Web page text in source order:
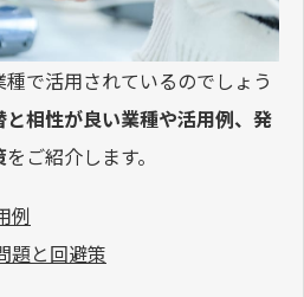
で活用されているのでしょう
と相性が良い業種や活用例、発
をご紹介します。
例
題と回避策